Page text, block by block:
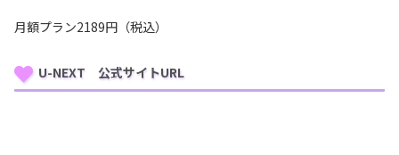
月額プラン2189円（税込）
U-NEXT 公式サイトURL